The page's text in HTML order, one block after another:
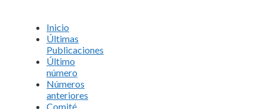
Inicio
Últimas
Publicaciones
Último
número
Números
anteriores
Comité